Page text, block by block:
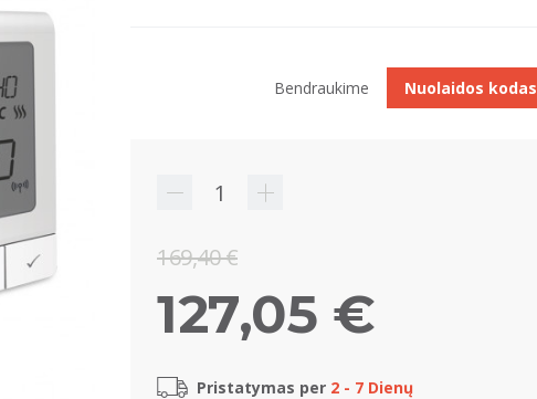
169,40 €
127,05 €
Pristatymas per 2 - 7 Dienų
Bendraukime Nuolaidos kodas